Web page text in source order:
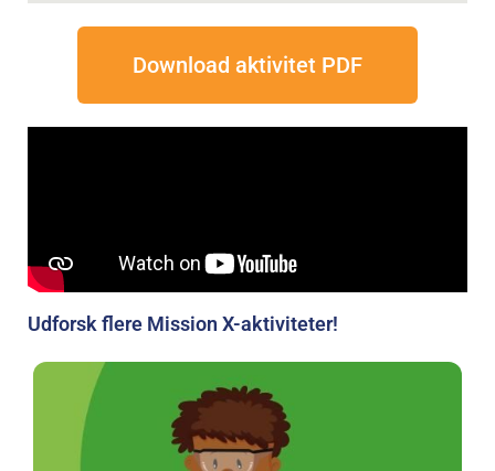
Download aktivitet PDF
Udforsk flere Mission X-aktiviteter!